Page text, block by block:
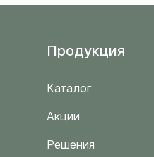
Продукция
Каталог
Акции
Решения